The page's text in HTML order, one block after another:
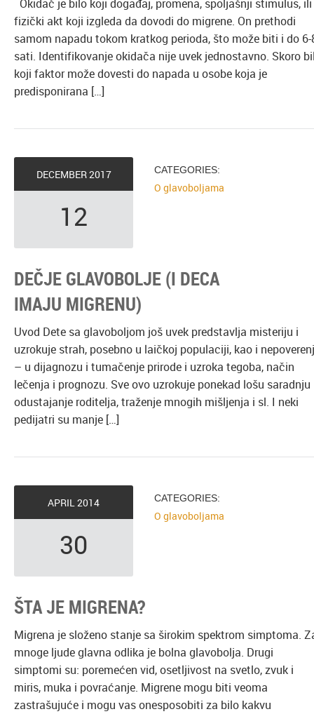
Okidač je bilo koji događaj, promena, spoljašnji stimulus, ili
fizički akt koji izgleda da dovodi do migrene. On prethodi
samom napadu tokom kratkog perioda, što može biti i do 6-
sati. Identifikovanje okidača nije uvek jednostavno. Skoro
koji faktor može dovesti do napada u osobe koja je
predisponirana […]
DECEMBER2017
12
CATEGORIES:
O glavoboljama
DEČJE GLAVOBOLJE (I DECA
IMAJU MIGRENU)
Uvod Dete sa glavoboljom još uvek predstavlja misteriju i
uzrokuje strah, posebno u laičkoj populaciji, kao i
– u dijagnozu i tumačenje prirode i uzroka tegoba, način
lečenja i prognozu. Sve ovo uzrokuje ponekad lošu saradnju
odustajanje roditelja, traženje mnogih mišljenja i sl. I neki
pedijatri su manje […]
APRIL2014
30
CATEGORIES:
O glavoboljama
ŠTA JE MIGRENA?
Migrena je složeno stanje sa širokim spektrom simptoma.
mnoge ljude glavna odlika je bolna glavobolja. Drugi
simptomi su: poremećen vid, osetljivost na svetlo, zvuk i
miris, muka i povraćanje. Migrene mogu biti veoma
zastrašujuće i mogu vas onesposobiti za bilo kakvu